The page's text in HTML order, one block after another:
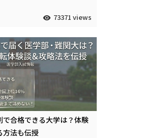
73371 views
で合格できる大学は？体験
方法も伝授